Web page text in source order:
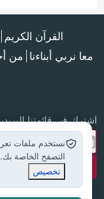
القرآن الكريم
معا نربي أبناءنا من
اشترك في قائمتنا
نستخدم ملفات
التصفح الخاصة
تخصيص